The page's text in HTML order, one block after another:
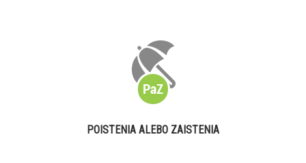
POISTENIA ALEBO ZAISTENIA